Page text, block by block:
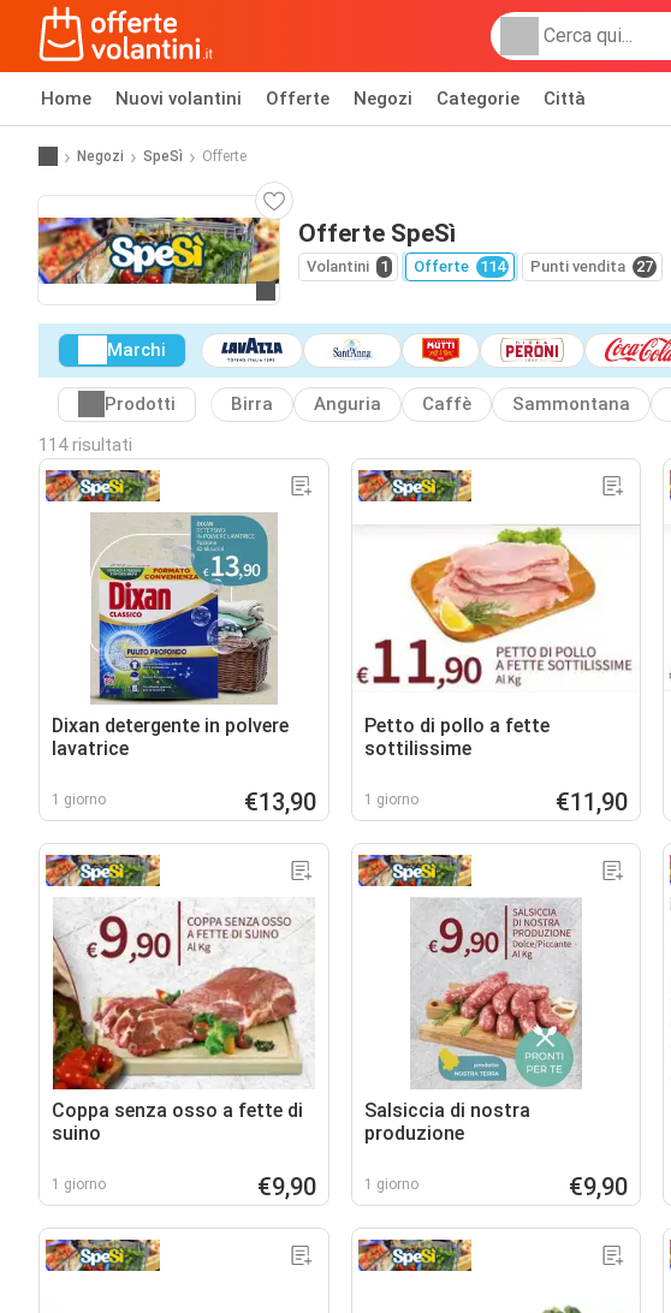
Home Nuovi volantini Offerte Negozi Categorie Città
Negozi SpeSì Offerte
Offerte SpeSì
Volantini 1 Offerte 114 Punti vendita 27
Marchi
Prodotti Birra Anguria Caffè Sammontana
114 risultati
Dixan detergente in polvere
lavatrice
1 giorno €13,90
Petto di pollo a fette
sottilissime
1 giorno €11,90
Coppa senza osso a fette di
suino
1 giorno €9,90
Salsiccia di nostra
produzione
1 giorno €9,90